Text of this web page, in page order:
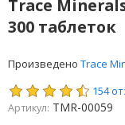
Trace
300 таблеток
Произведено Trace
154
Артикул: TMR-00059